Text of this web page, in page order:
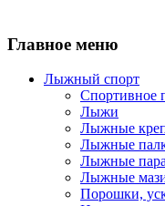
Главное меню
Лыжный спорт
Спортивное
Лыжи
Лыжные
Лыжные
Лыжные
Лыжные
Порошки,